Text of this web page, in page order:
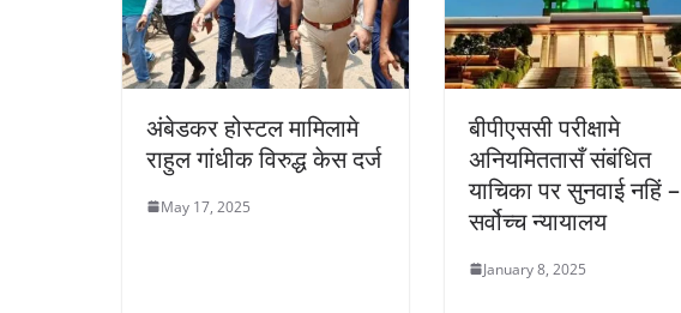
अंबेडकर होस्टल मामिलामे
राहुल गांधीक विरुद्ध केस दर्ज
May 17, 2025
बीपीएससी परीक्षामे
अनियमिततासँ संबंधित
याचिका पर सुनवाई नहिं –
सर्वोच्च न्यायालय
January 8, 2025